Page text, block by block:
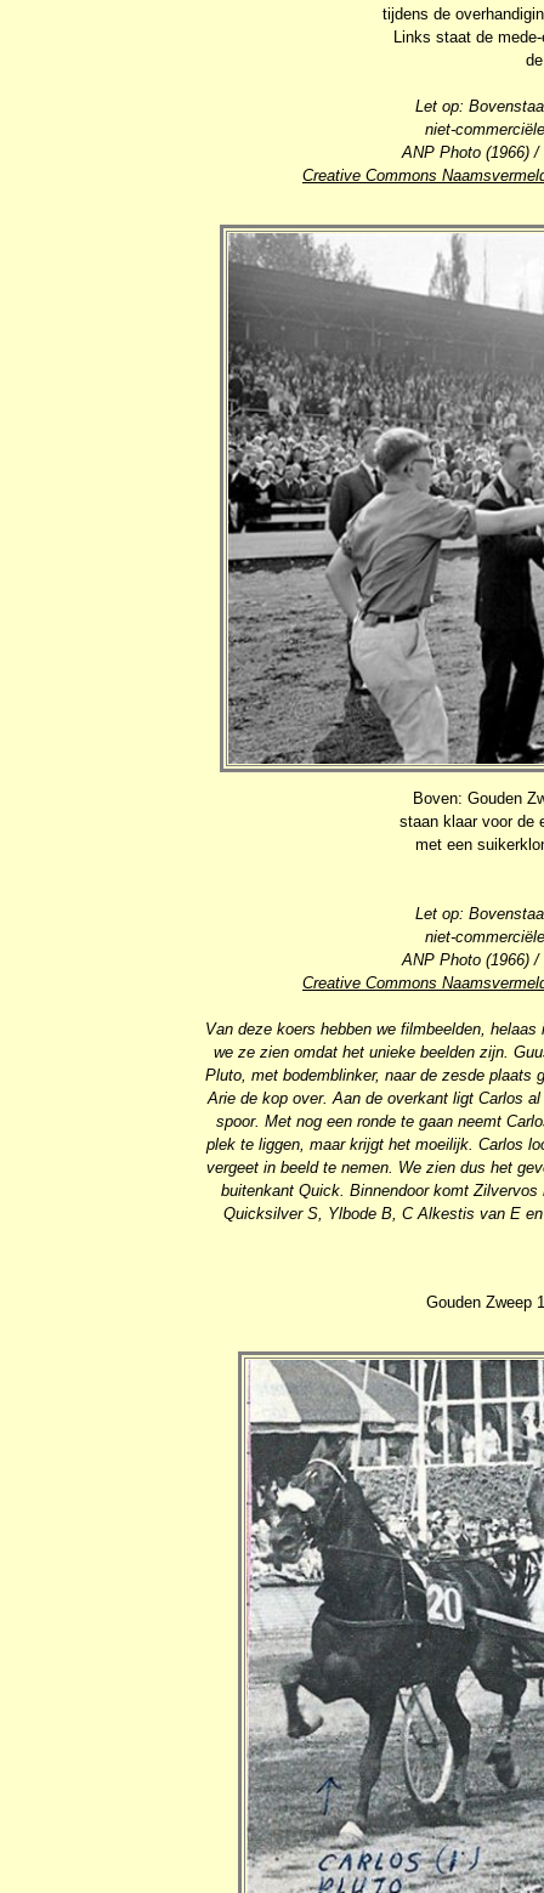
tijdens de
Links staat de
Let op:
niet-
ANP Photo (1966)
Creative Commons
Boven: Gouden
staan klaar voor de
met een
Let op:
niet-
ANP Photo (1966)
Creative Commons
Van deze koers hebben we filmbeelden,
we ze zien omdat het unieke beelden zijn.
Pluto, met bodemblinker, naar de zesde plaats
Arie de kop over. Aan de overkant ligt Carlos
spoor. Met nog een ronde te gaan neemt
plek te liggen, maar krijgt het moeilijk. Carlos
vergeet in beeld te nemen. We zien dus het
buitenkant Quick. Binnendoor komt
Quicksilver S, Ylbode B, C Alkestis van E
Gouden Zweep